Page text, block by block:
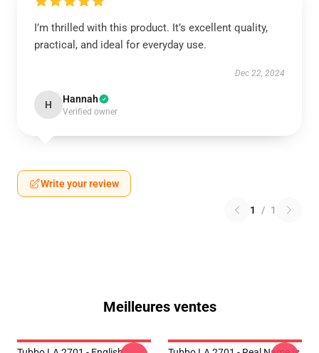
I’m thrilled with this product. It’s excellent quality,
practical, and ideal for everyday use.
Dec 22, 2024
H Hannah
Verified owner
Write your review
1 / 1
Meilleures ventes